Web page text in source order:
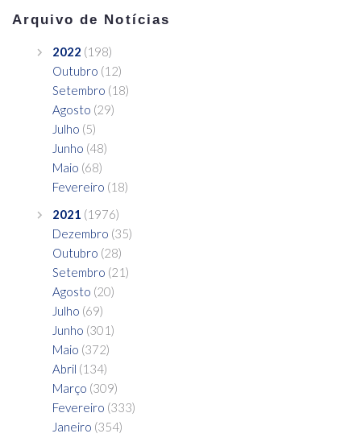
Arquivo de Notícias
2022 (198)
Outubro (12)
Setembro (18)
Agosto (29)
Julho (5)
Junho (48)
Maio (68)
Fevereiro (18)
2021 (1976)
Dezembro (35)
Outubro (28)
Setembro (21)
Agosto (20)
Julho (69)
Junho (301)
Maio (372)
Abril (134)
Março (309)
Fevereiro (333)
Janeiro (354)